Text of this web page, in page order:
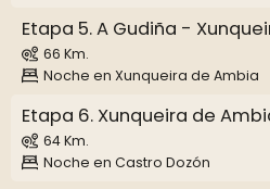
Etapa 5. A Gudiña -
66 Km.
Noche en Xunqueira de Ambia
Etapa 6. Xunqueira de
64 Km.
Noche en Castro Dozón